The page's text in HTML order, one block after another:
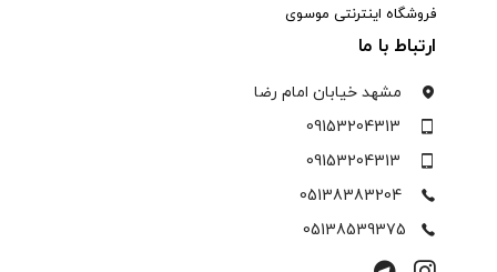
فروشگاه اینترنتی موسوی
ارتباط با ما
مشهد خیابان امام رضا
09153204313
09153204313
05138383204
05138539375